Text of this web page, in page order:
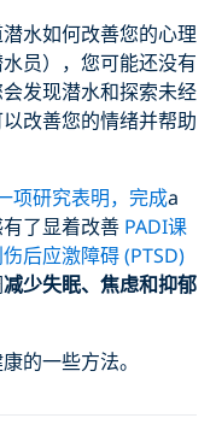
水如何改善您的心理
员），您可能还没有
发现潜水和探索未经
改善您的情绪并帮助
项研究表明，完成a
了显着改善 PADI课
后应激障碍 (PTSD)
减少失眠、焦虑和抑郁
的一些方法。